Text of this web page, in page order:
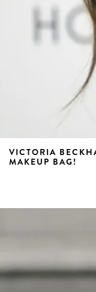
VICTORIA
MAKEUP BAG!